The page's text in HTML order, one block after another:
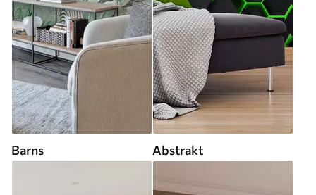
Barns Abstrakt